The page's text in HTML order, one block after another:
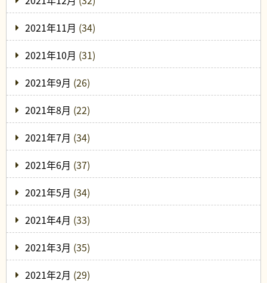
2021年11月 (34)
2021年10月 (31)
2021年9月 (26)
2021年8月 (22)
2021年7月 (34)
2021年6月 (37)
2021年5月 (34)
2021年4月 (33)
2021年3月 (35)
2021年2月 (29)